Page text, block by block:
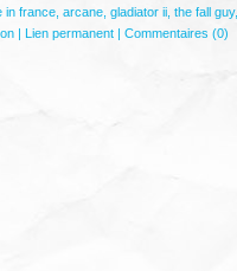
in france, arcane, gladiator ii, the fall guy,
| Lien permanent| Commentaires (0)